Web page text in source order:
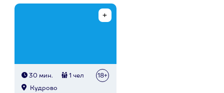
30 мин. 1 чел 18+
Кудрово